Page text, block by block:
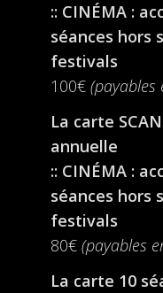
:: CINÉMA :
séances hors
festivals
100€ (payables
La carte
annuelle
:: CINÉMA :
séances hors
festivals
80€ (payables
La carte 10